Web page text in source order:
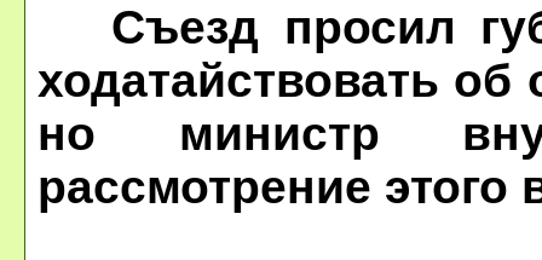
Съезд просил
ходатайствовать об
но министр
рассмотрение этого